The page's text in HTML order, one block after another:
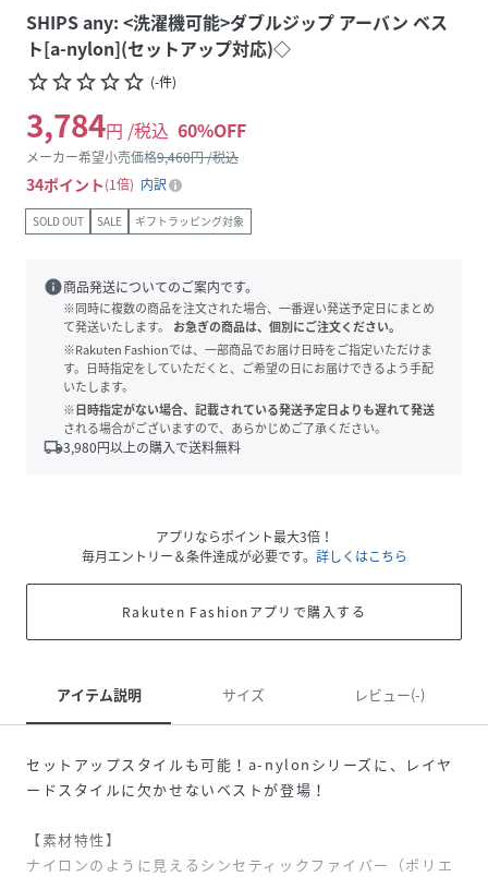
SHIPS any: <洗濯機可能>ダブルジップ アーバン ベス
ト[a-nylon](セットアップ対応)◇
star_borderstar_borderstar_borderstar_borderstar_border (-件)
3,784円 /税込 60%OFF
メーカー希望小売価格9,460円 /税込
34ポイント 1倍 内訳
SOLD OUT SALE ギフトラッピング対象
info商品発送についてのご案内です。
※同時に複数の商品を注文された場合、一番遅い発送予定日にまとめ
て発送いたします。
お急ぎの商品は、個別にご注文ください。
※Rakuten Fashionでは、一部商品でお届け日時をご指定いただけま
す。日時指定をしていただくと、ご希望の日にお届けできるよう手配
いたします。
※日時指定がない場合、記載されている発送予定日よりも遅れて発送
される場合がございますので、あらかじめご了承ください。
local_shipping3,980円以上の購入で送料無料
アプリならポイント最大3倍！
毎月エントリー＆条件達成が必要です。 詳しくはこちら
Rakuten Fashionアプリで購入する
アイテム説明 サイズ レビュー(-)
セットアップスタイルも可能！a-nylonシリーズに、レイヤ
ードスタイルに欠かせないベストが登場！
【素材特性】
ナイロンのように見えるシンセティックファイバー（ポリエ